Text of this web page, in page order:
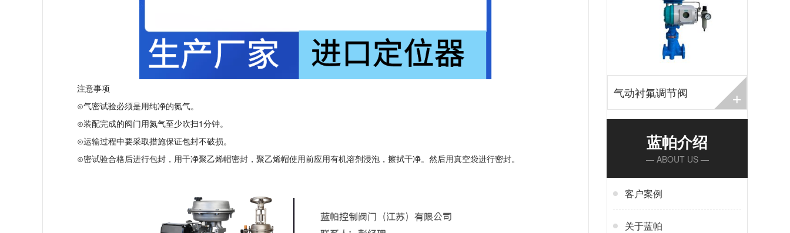
注意事项
⊙气密试验必须是用纯净的氮气。
⊙装配完成的阀门用氮气至少吹扫1分钟。
⊙运输过程中要采取措施保证包封不破损。
⊙密试验合格后进行包封，用干净聚乙烯帽密封，聚乙烯帽使用前应用有机溶剂浸泡，擦拭干净。然后用真空袋进行密封。
气动衬氟调节阀 +
蓝帕介绍
— ABOUT US —
客户案例
关于蓝帕